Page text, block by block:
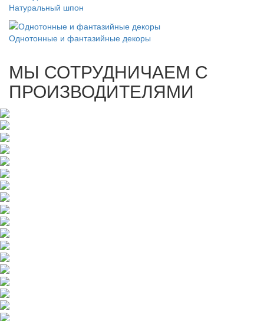
Натуральный шпон
Однотонные и фантазийные декоры
МЫ СОТРУДНИЧАЕМ С
ПРОИЗВОДИТЕЛЯМИ